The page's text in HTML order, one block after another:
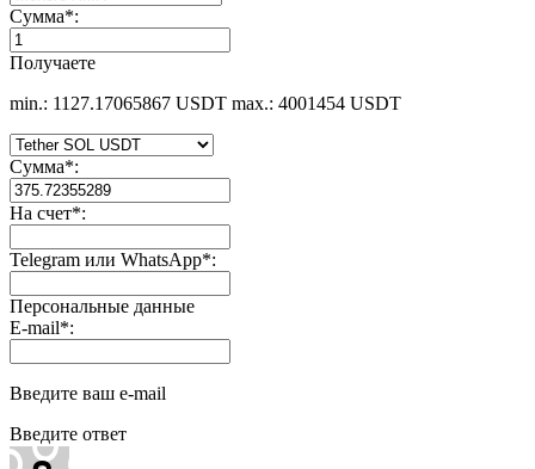
Сумма*:
Получаете
min.: 1127.17065867 USDT max.: 4001454 USDT
Сумма*:
На счет*:
Telegram или WhatsApp*:
Персональные данные
E-mail*:
Введите ваш e-mail
Введите ответ